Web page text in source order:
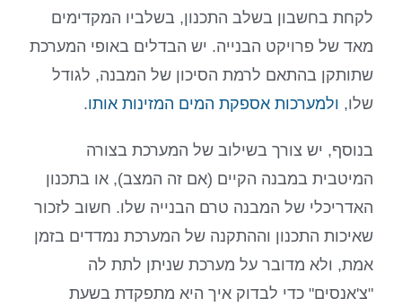
לקחת בחשבון בשלב התכנון, בשלביו המקדימים
מאד של פרויקט הבנייה. יש הבדלים באופי המערכת
שתותקן בהתאם לרמת הסיכון של המבנה, לגודל
שלו, ולמערכות אספקת המים המזינות אותו.
בנוסף, יש צורך בשילוב של המערכת בצורה
המיטבית במבנה הקיים (אם זה המצב), או בתכנון
האדריכלי של המבנה טרם הבנייה שלו. חשוב לזכור
שאיכות התכנון וההתקנה של המערכת נמדדים בזמן
אמת, ולא מדובר על מערכת שניתן לתת לה
"צ'אנסים" כדי לבדוק איך היא מתפקדת בשעת